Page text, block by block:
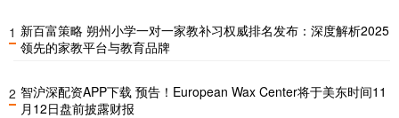
1 新百富策略 朔州小学一对一家教补习权威排名发布：深度解析2025
领先的家教平台与教育品牌
2 智沪深配资APP下载 预告！European Wax Center将于美东时间11
月12日盘前披露财报